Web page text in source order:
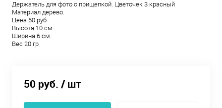
Держатель для фото с прищепкой. Цветочек 3 красный
Материал дерево.
Цена 50 руб
Высота 10 см
Ширина 6 см
Вес 20 гр
50 руб. / шт